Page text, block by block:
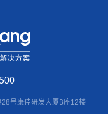
号康佳研发大厦B座12楼